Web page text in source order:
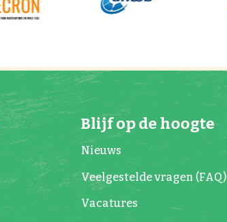
Blijf op de hoogte
Nieuws
Veelgestelde vragen (FAQ)
Vacatures